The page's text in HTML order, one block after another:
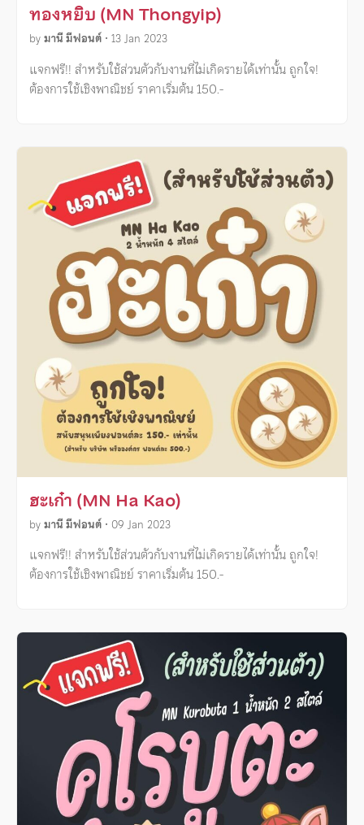
ทองหยิบ (MN Thongyip)
byมานี มีฟอนต์ • 13 Jan 2023
แจกฟรี!! สำหรับใช้ส่วนตัวกับงานที่ไม่เกิดรายได้เท่านั้น ถูกใจ!
ต้องการใช้เชิงพาณิชย์ ราคาเริ่มต้น 150.-
ฮะเก๋า (MN Ha Kao)
byมานี มีฟอนต์ • 09 Jan 2023
แจกฟรี!! สำหรับใช้ส่วนตัวกับงานที่ไม่เกิดรายได้เท่านั้น ถูกใจ!
ต้องการใช้เชิงพาณิชย์ ราคาเริ่มต้น 150.-